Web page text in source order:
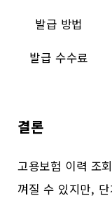
발급 방법
발급 수수료
결론
고용보험 이력 조
껴질 수 있지만,